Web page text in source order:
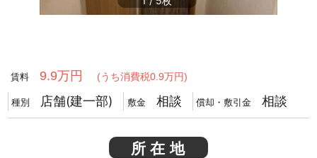
賃料 9.9万円 (うち消費税0.9万円)
種別 店舗(建一部) 敷金 相談 償却・敷引金 相談
所在地